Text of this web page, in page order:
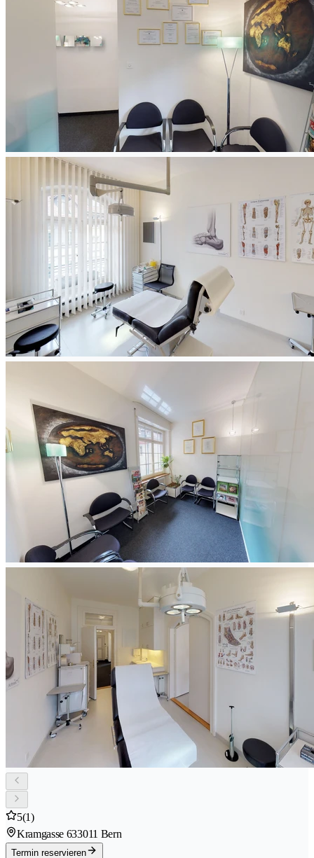
5(1)
Kramgasse 633011 Bern
Termin reservieren